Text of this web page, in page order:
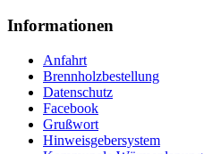
Informationen
Anfahrt
Brennholzbestellung
Datenschutz
Facebook
Grußwort
Hinweisgebersystem